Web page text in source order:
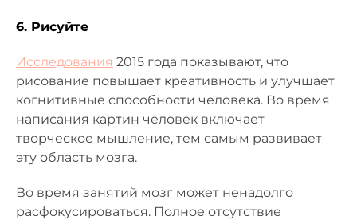
6. Рисуйте
Исследования 2015 года показывают, что
рисование повышает креативность и улучшает
когнитивные способности человека. Во время
написания картин человек включает
творческое мышление, тем самым развивает
эту область мозга.
Во время занятий мозг может ненадолго
расфокусироваться. Полное отсутствие